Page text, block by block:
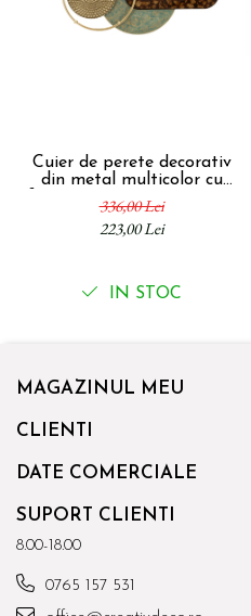
Cuier de perete decorativ
din metal multicolor cu
forme geometrice artistice
Galaxy 70 x 5.5 x 27.5 cm
336,00 Lei
223,00 Lei
IN STOC
MAGAZINUL MEU
CLIENTI
DATE COMERCIALE
SUPORT CLIENTI
8.00-18.00
0765 157 531